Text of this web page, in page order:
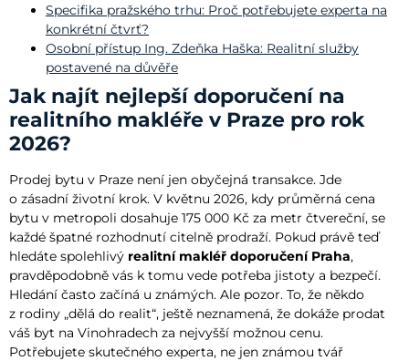
Specifika pražského trhu: Proč potřebujete experta na
konkrétní čtvrť?
Osobní přístup Ing. Zdeňka Haška: Realitní služby
postavené na důvěře
Jak najít nejlepší doporučení na
realitního makléře v Praze pro rok
2026?
Prodej bytu v Praze není jen obyčejná transakce. Jde
o zásadní životní krok. V květnu 2026, kdy průměrná cena
bytu v metropoli dosahuje 175 000 Kč za metr čtvereční, se
každé špatné rozhodnutí citelně prodraží. Pokud právě teď
hledáte spolehlivý realitní makléř doporučení Praha,
pravděpodobně vás k tomu vede potřeba jistoty a bezpečí.
Hledání často začíná u známých. Ale pozor. To, že někdo
z rodiny „dělá do realit“, ještě neznamená, že dokáže prodat
váš byt na Vinohradech za nejvyšší možnou cenu.
Potřebujete skutečného experta, ne jen známou tvář